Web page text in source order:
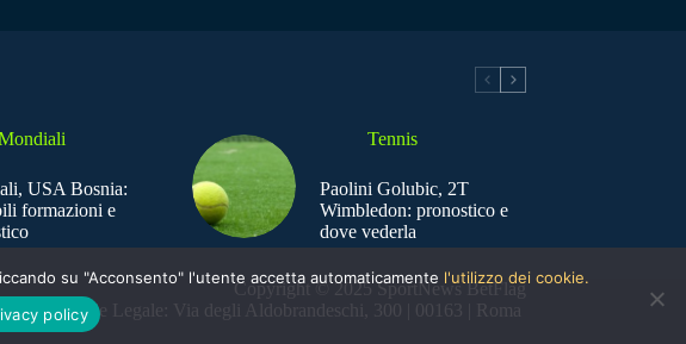
USA Bosnia:
formazioni e
Tennis
Paolini Golubic, 2T
Wimbledon: pronostico e
dove vederla
Copyright © 2025 SportNews BetFlag
Sede Legale: Via degli Aldobrandeschi, 300 | 00163 | Roma
su "Acconsento" l'utente accetta automaticamente l'utilizzo dei cookie.
policy